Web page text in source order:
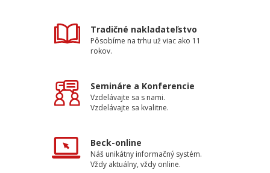
Tradičné nakladateľstvo
Pôsobíme na trhu už viac ako 11
rokov.
Semináre a Konferencie
Vzdelávajte sa s nami.
Vzdelávajte sa kvalitne.
Beck-online
Náš unikátny informačný systém.
Vždy aktuálny, vždy online.